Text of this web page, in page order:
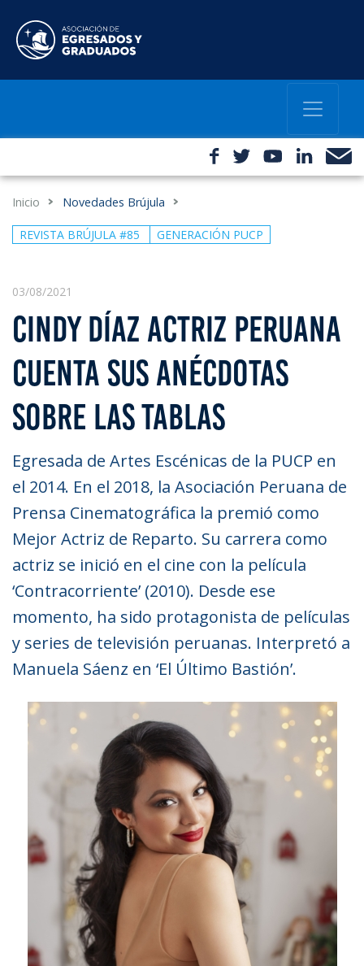
Inicio Novedades Brújula
REVISTA BRÚJULA #85 GENERACIÓN PUCP
03/08/2021
CINDY DÍAZ ACTRIZ PERUANA
CUENTA SUS ANÉCDOTAS
SOBRE LAS TABLAS
Egresada de Artes Escénicas de la PUCP en
el 2014. En el 2018, la Asociación Peruana de
Prensa Cinematográfica la premió como
Mejor Actriz de Reparto. Su carrera como
actriz se inició en el cine con la película
‘Contracorriente’ (2010). Desde ese
momento, ha sido protagonista de películas
y series de televisión peruanas. Interpretó a
Manuela Sáenz en ‘El Último Bastión’.